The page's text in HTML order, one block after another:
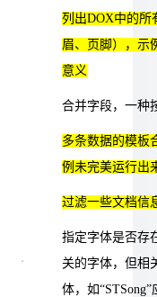
列出DOX中的所
眉、页脚），示
意义
合并字段，一种
多条数据的模板
例未完美运行出
过滤一些文档信
指定字体是否存
关的字体，但相
体，如